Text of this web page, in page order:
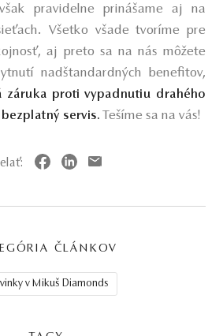
pravidelne prinášame aj na
Všetko všade tvoríme pre
aj preto sa na nás môžete
nadštandardných benefitov,
záruka proti vypadnutiu drahého
servis. Tešíme sa na vás!
ČLÁNKOV
v Mikuš Diamonds